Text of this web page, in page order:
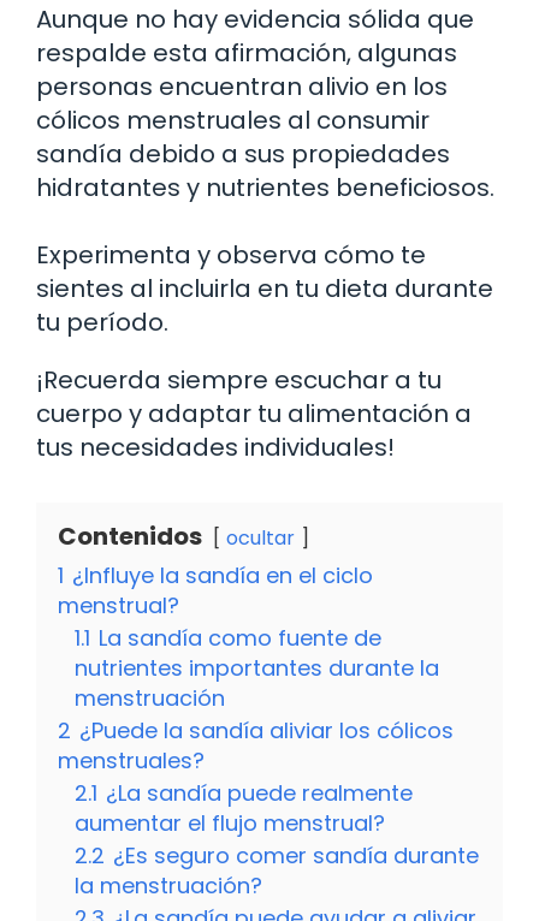
Aunque no hay evidencia sólida que
respalde esta afirmación, algunas
personas encuentran alivio en los
cólicos menstruales al consumir
sandía debido a sus propiedades
hidratantes y nutrientes beneficiosos.
Experimenta y observa cómo te
sientes al incluirla en tu dieta durante
tu período.
¡Recuerda siempre escuchar a tu
cuerpo y adaptar tu alimentación a
tus necesidades individuales!
Contenidos ocultar
1 ¿Influye la sandía en el ciclo
menstrual?
1.1 La sandía como fuente de
nutrientes importantes durante la
menstruación
2 ¿Puede la sandía aliviar los cólicos
menstruales?
2.1 ¿La sandía puede realmente
aumentar el flujo menstrual?
2.2 ¿Es seguro comer sandía durante
la menstruación?